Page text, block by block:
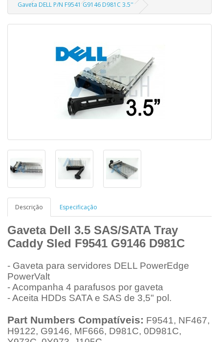
Gaveta DELL P/N F9541 G9146 D981C 3.5''
Descrição Especificação
Gaveta Dell 3.5 SAS/SATA Tray
Caddy Sled F9541 G9146 D981C
- Gaveta para servidores DELL PowerEdge
PowerValt
- Acompanha 4 parafusos por gaveta
- Aceita HDDs SATA e SAS de 3,5" pol.
Part Numbers Compatíveis: F9541, NF467,
H9122, G9146, MF666, D981C, 0D981C,